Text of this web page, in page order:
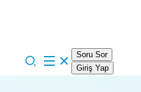
Soru Sor
Giriş Yap